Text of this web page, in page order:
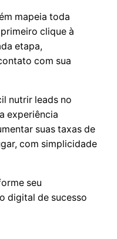
mapeia toda
clique à
etapa,
com sua
nutrir leads no
experiência
suas taxas de
com simplicidade
seu
digital de sucesso